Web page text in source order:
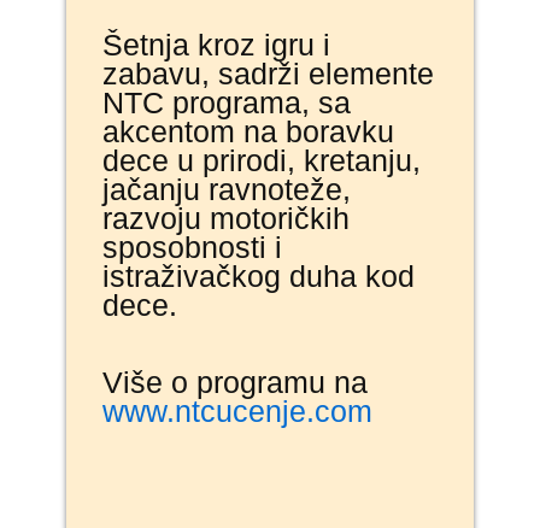
Šetnja kroz igru i
zabavu, sadrži elemente
NTC programa, sa
akcentom na boravku
dece u prirodi, kretanju,
jačanju ravnoteže,
razvoju motoričkih
sposobnosti i
istraživačkog duha kod
dece.
Više o programu na
www.ntcucenje.com